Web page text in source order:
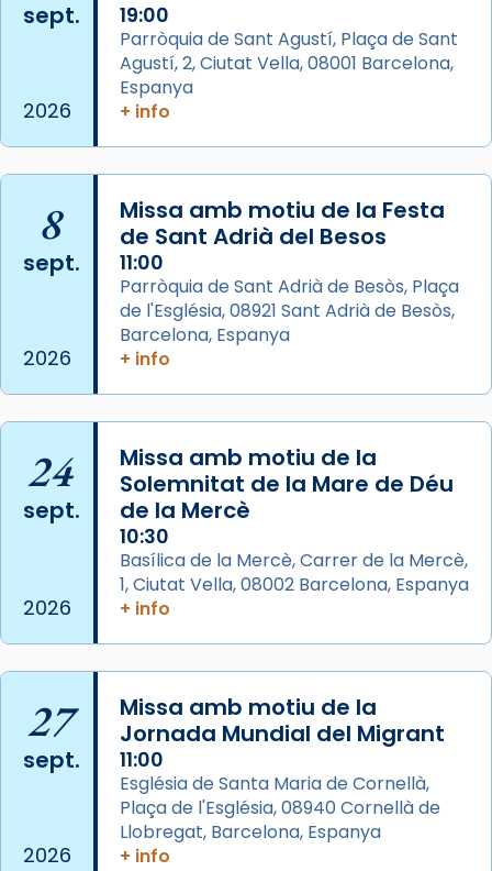
Aquest dilluns, 27 de juliol, ha tingut lloc la
missa d’acció de gràcies en agraïment al
comitè organitzador de la visita apostòlica
del Sant Pare Lleó XIV a Barcelona, i als
L’arquebisbe de Barcelona, el cardenal Joan
Josep Omella, ha presidit la missa i l’ha
concelebrat el bisbe auxiliar de Barcelona,
Mons. David Abadías.
📸 Dr. G. Simón
View on Facebook ·
Arquebisbat de Barcelona
Memòria de les santes Juliana i
Semproniana, verges i màrtirs.
Acompanyant la història de sant Cugat, a
partir de l’Edat Mitjana sorgeix la tradició
que les santes Juliana (“relatiu a Júlia”) i
que les santes són filles de l’antiga Iluro.
Mataró en reivindicarà les relíq
...Ver más
View on Facebook · Share
sept.
2026
19:00
Parròquia de Sant Agustí, Plaça de Sant
Agustí, 2, Ciutat Vella, 08001 Barcelona,
Espanya
+ info
8
sept.
2026
Missa amb motiu de la Festa
de Sant Adrià del Besos
11:00
Parròquia de Sant Adrià de Besòs, Plaça
de l'Església, 08921 Sant Adrià de Besòs,
Barcelona, Espanya
+ info
24
sept.
2026
Missa amb motiu de la
Solemnitat de la Mare de Déu
de la Mercè
10:30
Basílica de la Mercè, Carrer de la Mercè,
1, Ciutat Vella, 08002 Barcelona, Espanya
+ info
27
sept.
2026
Missa amb motiu de la
Jornada Mundial del Migrant
11:00
Església de Santa Maria de Cornellà,
Plaça de l'Església, 08940 Cornellà de
Llobregat, Barcelona, Espanya
+ info